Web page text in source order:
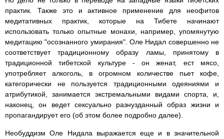
практик. Также это и активное применение для неофитов
медитативных практик, которые на Тибете начинают
использовать только опытные монахи, например, упомянутую
медитацию "осознанного умирания". Оле Нидал совершенно не
соответствует традиционному образу ламы, принятому в
традиционной тибетской культуре - он женат, ест мясо,
употребляет алкоголь, в огромном количестве пьет кофе,
категорически не пользуется традиционными одеяниями и
атрибутикой, занимается экстремальными видами спорта, и,
наконец, он ведет сексуально разнузданный образ жизни и
пропагандирует его (об этом более подробно далее).
Необуддизм Оле Нидала выражается еще и в значительной